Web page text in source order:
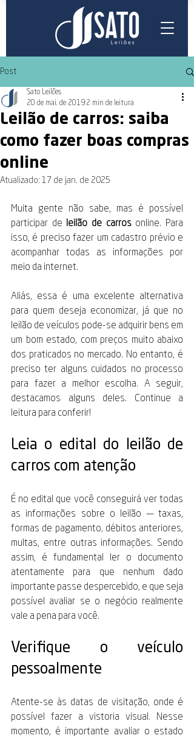
Post
Leilão de carros: saiba
como fazer boas compras
online
Sato Leilões
20 de mai. de 2019 2 min de leitura
Atualizado: 17 de jan. de 2025
Muita gente não sabe, mas é possível
participar de leilão de carros online. Para
isso, é preciso fazer um cadastro prévio e
acompanhar todas as informações por
meio da internet.
Aliás, essa é uma excelente alternativa
para quem deseja economizar, já que no
leilão de veículos pode-se adquirir bens em
um bom estado, com preços muito abaixo
dos praticados no mercado. No entanto, é
preciso ter alguns cuidados no processo
para fazer a melhor escolha. A seguir,
destacamos alguns deles. Continue a
leitura para conferir!
Leia o edital do leilão de
carros com atenção
É no edital que você conseguirá ver todas
as informações sobre o leilão — taxas,
formas de pagamento, débitos anteriores,
multas, entre outras informações. Sendo
assim, é fundamental ler o documento
atentamente para que nenhum dado
importante passe despercebido, e que seja
possível avaliar se o negócio realmente
vale a pena para você.
Verifique o veículo
pessoalmente
Atente-se às datas de visitação, onde é
possível fazer a vistoria visual. Nesse
momento, é importante avaliar o estado